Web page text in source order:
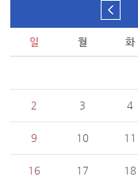
일 월 화
2 3 4
9 10 11
16 17 18